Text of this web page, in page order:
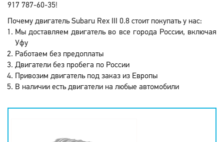
917 787-60-35!
Почему двигатель Subaru Rex III 0.8 стоит покупать у нас:
Мы доставляем двигатель во все города России, включая
Уфу
Работаем без предоплаты
Двигатели без пробега по России
Привозим двигатель под заказ из Европы
В наличии есть двигатели на любые автомобили